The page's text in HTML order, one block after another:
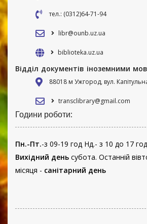
тел.: (0312)64-71-94
libr@ounb.uz.ua
biblioteka.uz.ua
Відділ документів іноземними
88018 м Ужгород, вул.
transclibrary@gmail.com
Години роботи:
Пн.-Пт.-з 09-19 год Нд.- з 10 до 17
Вихідний день субота. Останній
місяця - санітарний день